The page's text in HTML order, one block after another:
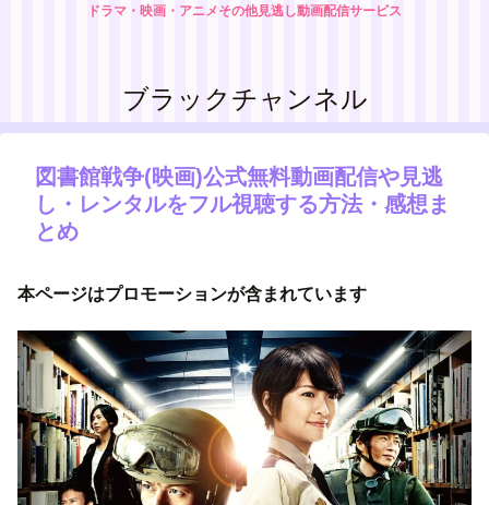
ドラマ・映画・アニメその他見逃し動画配信サービス
ブラックチャンネル
図書館戦争(映画)公式無料動画配信や見逃
し・レンタルをフル視聴する方法・感想ま
とめ
本ページはプロモーションが含まれています